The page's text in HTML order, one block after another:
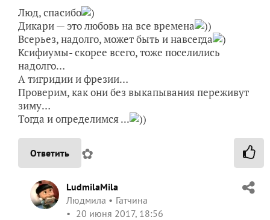
Люд, спасибо
)
Дикари — это любовь на все времена
))
Всерьез, надолго, может быть и навсегда
)
Ксифиумы- скорее всего, тоже поселились
надолго…
А тигридии и фрезии…
Проверим, как они без выкапывания переживут
зиму…
Тогда и определимся ...
))
Ответить ✿
LudmilaMila
Людмила
Гатчина
20 июня 2017, 18:56